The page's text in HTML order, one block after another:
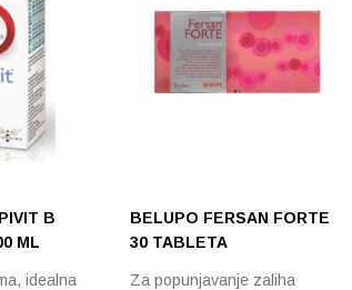
B
ML
idealna
BELUPO FERSAN FORTE
30 TABLETA
Za popunjavanje zaliha